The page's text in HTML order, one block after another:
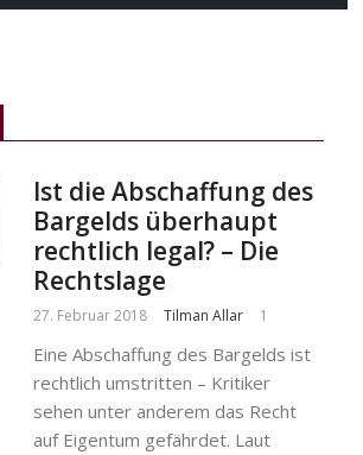
Ist die Abschaffung des
Bargelds überhaupt
rechtlich legal? – Die
Rechtslage
27. Februar 2018 Tilman Allar 1
Eine Abschaffung des Bargelds ist
rechtlich umstritten – Kritiker
sehen unter anderem das Recht
auf Eigentum gefährdet. Laut